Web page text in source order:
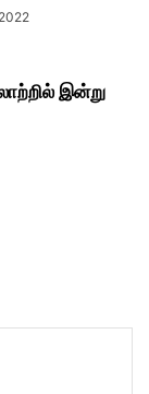
இன்று